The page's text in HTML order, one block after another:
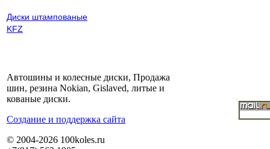
Диски штампованые
KFZ
Автошины и колесные диски, Продажа
шин, резина Nokian, Gislaved, литые и
кованые диски.
Cоздание и поддержка сайта
© 2004-2026 100koles.ru